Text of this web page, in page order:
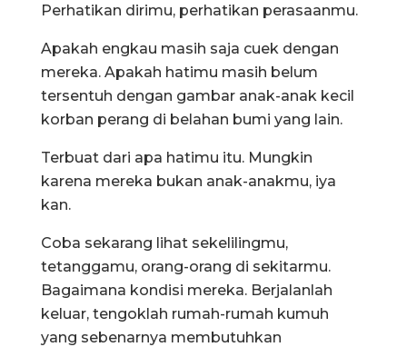
Perhatikan dirimu, perhatikan perasaanmu.
Apakah engkau masih saja cuek dengan
mereka. Apakah hatimu masih belum
tersentuh dengan gambar anak-anak kecil
korban perang di belahan bumi yang lain.
Terbuat dari apa hatimu itu. Mungkin
karena mereka bukan anak-anakmu, iya
kan.
Coba sekarang lihat sekelilingmu,
tetanggamu, orang-orang di sekitarmu.
Bagaimana kondisi mereka. Berjalanlah
keluar, tengoklah rumah-rumah kumuh
yang sebenarnya membutuhkan